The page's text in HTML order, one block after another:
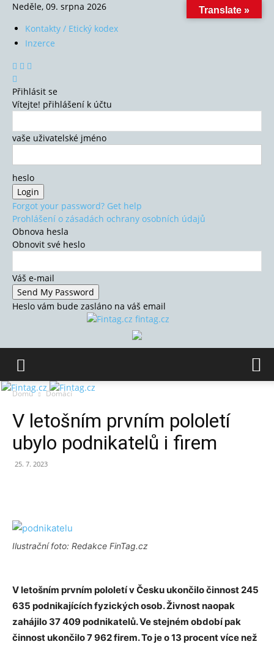
Neděle, 09. srpna 2026
Kontakty / Etický kodex
Inzerce
Přihlásit se
Vítejte! přihlášení k účtu
vaše uživatelské jméno
heslo
Forgot your password? Get help
Prohlášení o zásadách ochrany osobních údajů
Obnova hesla
Obnovit své heslo
Váš e-mail
Heslo vám bude zasláno na váš email
fintag.cz
Domů Domácí
V letošním prvním pololetí
ubylo podnikatelů i firem
25. 7. 2023
Ilustrační foto: Redakce FinTag.cz
V letošním prvním pololetí v Česku ukončilo činnost 245
635 podnikajících fyzických osob. Živnost naopak
zahájilo 37 409 podnikatelů. Ve stejném období pak
činnost ukončilo 7 962 firem. To je o 13 procent více než
Translate »